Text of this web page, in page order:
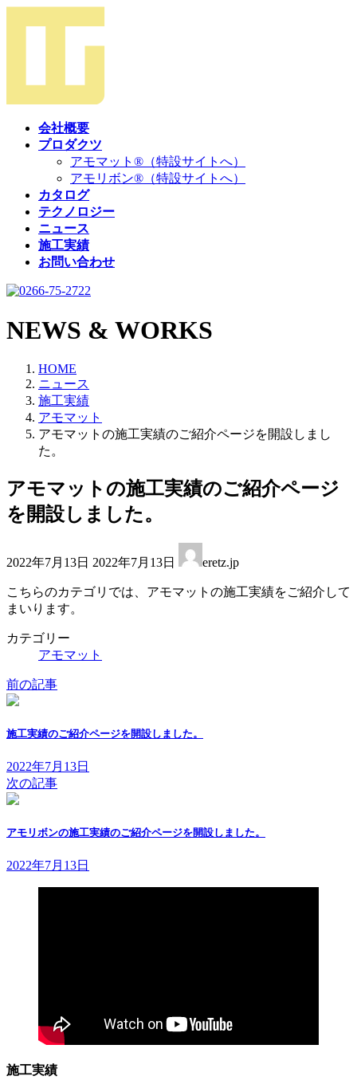
会社概要
プロダクツ
アモマット®（特設サイトへ）
アモリボン®（特設サイトへ）
カタログ
テクノロジー
ニュース
施工実績
お問い合わせ
NEWS & WORKS
HOME
ニュース
施工実績
アモマット
アモマットの施工実績のご紹介ページを開設しまし
た。
アモマットの施工実績のご紹介ページ
を開設しました。
2022年7月13日 終
更
新
:
2022年7月13日 eretz.jp
こちらのカテゴリでは、アモマットの施工実績をご紹介して
まいります。
カテゴリー
アモマット
前の記事
施工実績のご紹介ページを開設しました。
2022年7月13日
次の記事
アモリボンの施工実績のご紹介ページを開設しました。
2022年7月13日
施工実績